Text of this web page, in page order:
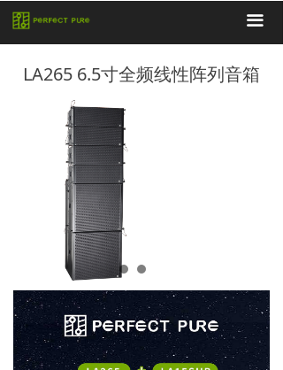
끀
LA265 6.5寸全频线性阵列音箱